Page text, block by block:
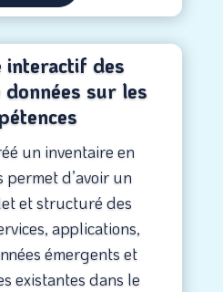
interactif des
sur les
un inventaire en
d’avoir un
et structuré des
applications,
émergents et
existantes dans le